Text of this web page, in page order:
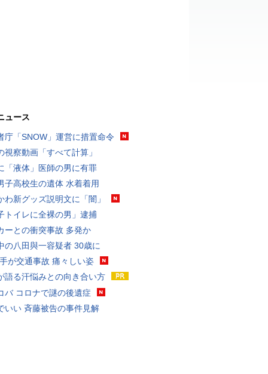
ュース
庁「SNOW」運営に措置命令
視察動画「すべて計算」
「液体」医師の男に有罪
子高校生の遺体 水着着用
わ新グッズ説明文に「闇」
トイレに全裸の男」逮捕
ーとの衝突事故 多発か
の八田與一容疑者 30歳に
が交通事故 痛々しい姿
語る汗悩みとの向き合い方
バ コロナで謎の後遺症
いい 斉藤被告の事件見解